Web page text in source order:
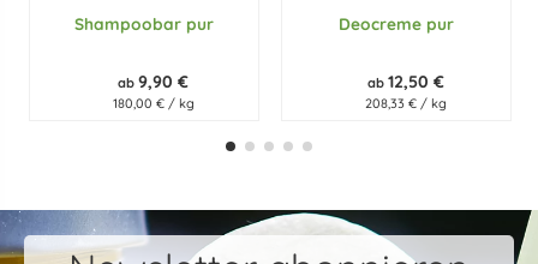
Shampoobar pur
ab 9,90 €
180,00 € / kg
Deocreme pur
ab 12,50 €
208,33 € / kg